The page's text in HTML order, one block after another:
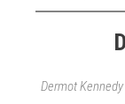
Dermot